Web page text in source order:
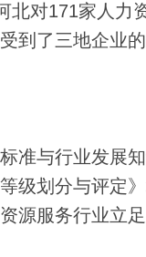
对171家人力
到了三地企业的
与行业发展
级划分与评定
源服务行业立